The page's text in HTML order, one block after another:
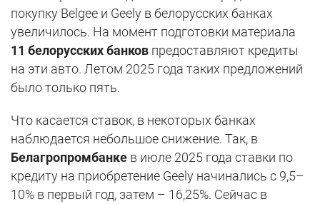
покупку Belgee и Geely в белорусских банках
увеличилось. На момент подготовки материала
11 белорусских банков предоставляют кредиты
на эти авто. Летом 2025 года таких предложений
было только пять.
Что касается ставок, в некоторых банках
наблюдается небольшое снижение. Так, в
Белагропромбанке в июле 2025 года ставки по
кредиту на приобретение Geely начинались с 9,5–
10% в первый год, затем – 16,25%. Сейчас в